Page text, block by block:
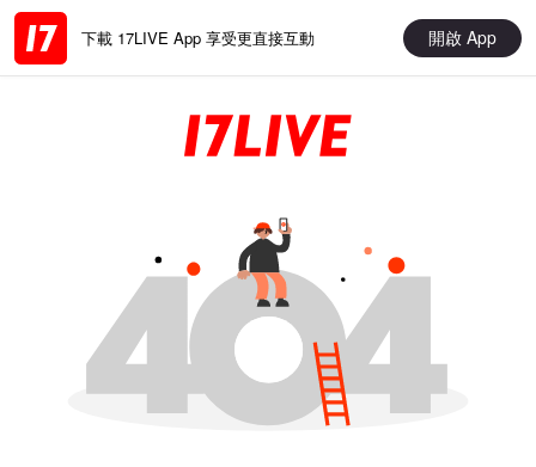
下載 17LIVE App 享受更直接互動 開啟 App